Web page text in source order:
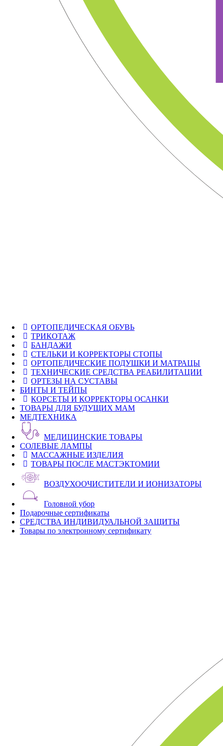
ОРТОПЕДИЧЕСКАЯ ОБУВЬ
ТРИКОТАЖ
БАНДАЖИ
СТЕЛЬКИ И КОРРЕКТОРЫ СТОПЫ
ОРТОПЕДИЧЕСКИЕ ПОДУШКИ И МАТРАЦЫ
ТЕХНИЧЕСКИЕ СРЕДСТВА РЕАБИЛИТАЦИИ
ОРТЕЗЫ НА СУСТАВЫ
БИНТЫ И ТЕЙПЫ
КОРСЕТЫ И КОРРЕКТОРЫ ОСАНКИ
ТОВАРЫ ДЛЯ БУДУЩИХ МАМ
МЕДТЕХНИКА
МЕДИЦИНСКИЕ ТОВАРЫ
СОЛЕВЫЕ ЛАМПЫ
МАССАЖНЫЕ ИЗДЕЛИЯ
ТОВАРЫ ПОСЛЕ МАСТЭКТОМИИ
ВОЗДУХООЧИСТИТЕЛИ И ИОНИЗАТОРЫ
Головной убор
Подарочные сертификаты
СРЕДСТВА ИНДИВИДУАЛЬНОЙ ЗАЩИТЫ
Товары по электронному сертификату